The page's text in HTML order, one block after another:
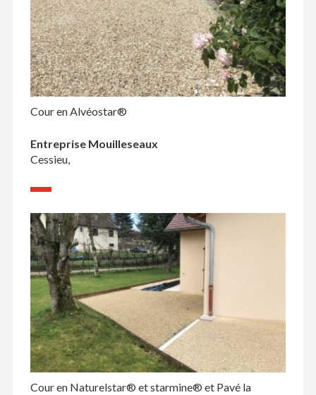
Cour en Alvéostar®
Entreprise Mouilleseaux
Cessieu,
Cour en Naturelstar® et starmine® et Pavé la